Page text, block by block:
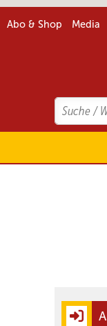
Abo & Shop Media
Search
Suchen